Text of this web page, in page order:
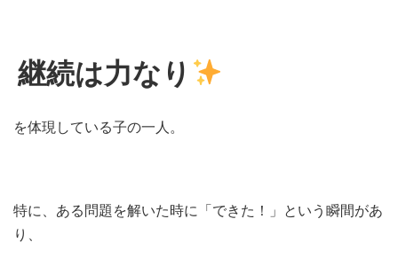
継続は力なり
を体現している子の一人。
特に、ある問題を解いた時に「できた！」という瞬間があ
り、